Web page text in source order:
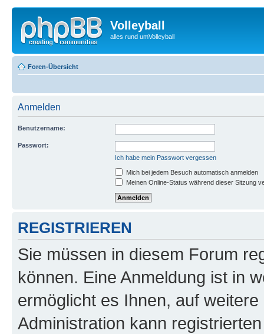
Volleyball
alles rund umVolleyball
Foren-Übersicht
Anmelden
Benutzername:
Passwort:
Ich habe mein Passwort vergessen
Mich bei jedem Besuch automatisch anmelden
Meinen Online-Status während dieser Sitzung
REGISTRIEREN
Sie müssen in diesem Forum
können. Eine Anmeldung ist in
ermöglicht es Ihnen, auf
Administration kann